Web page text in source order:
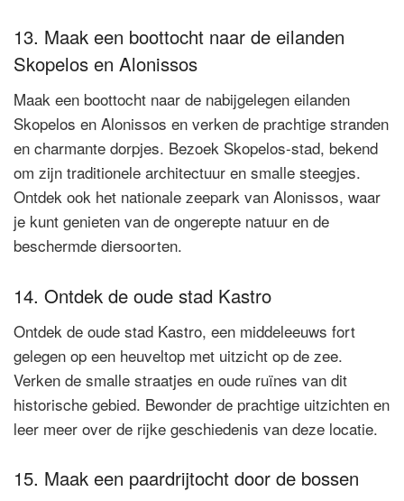
13. Maak een boottocht naar de eilanden
Skopelos en Alonissos
Maak een boottocht naar de nabijgelegen eilanden
Skopelos en Alonissos en verken de prachtige stranden
en charmante dorpjes. Bezoek Skopelos-stad, bekend
om zijn traditionele architectuur en smalle steegjes.
Ontdek ook het nationale zeepark van Alonissos, waar
je kunt genieten van de ongerepte natuur en de
beschermde diersoorten.
14. Ontdek de oude stad Kastro
Ontdek de oude stad Kastro, een middeleeuws fort
gelegen op een heuveltop met uitzicht op de zee.
Verken de smalle straatjes en oude ruïnes van dit
historische gebied. Bewonder de prachtige uitzichten en
leer meer over de rijke geschiedenis van deze locatie.
15. Maak een paardrijtocht door de bossen